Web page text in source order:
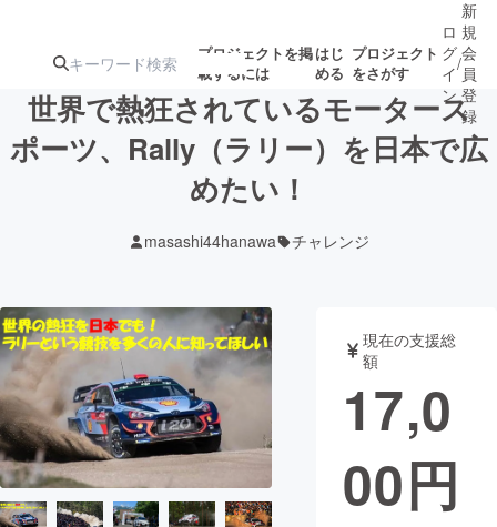
プロジェクトを掲
載するには
はじ
める
プロジェクト
をさがす
注目の新着プロ 募集終了が近いプ
テクノロジー・ガジェット
映像・映画 書籍・雑誌
ビジネス・起業 チャレンジ
ロ
グ
イ
ン
/
新
規
会
員
登
録
世界で熱狂されているモータース
ポーツ、Rally（ラリー）を日本で広
めたい！
masashi44hanawa チャレンジ
現在の支援総
額
17,0
00円